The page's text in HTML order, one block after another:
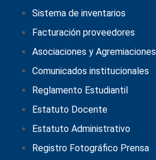
Sistema de inventarios
Facturación proveedores
Asociaciones y Agremiaciones
Comunicados institucionales
Reglamento Estudiantil
Estatuto Docente
Estatuto Administrativo
Registro Fotográfico Prensa